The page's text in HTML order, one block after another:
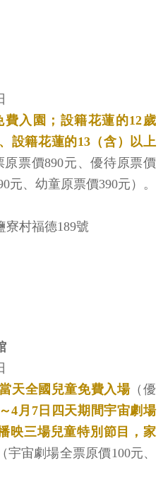
費入園；設籍花蓮的12歲
設籍花蓮的13（含）以上
原票價890元、優待原票價
元、幼童原票價390元）。
寮村福德189號
天全國兒童免費入場（優
4月7日四天期間宇宙劇場
映三場兒童特別節目，家
（宇宙劇場全票原價100元、